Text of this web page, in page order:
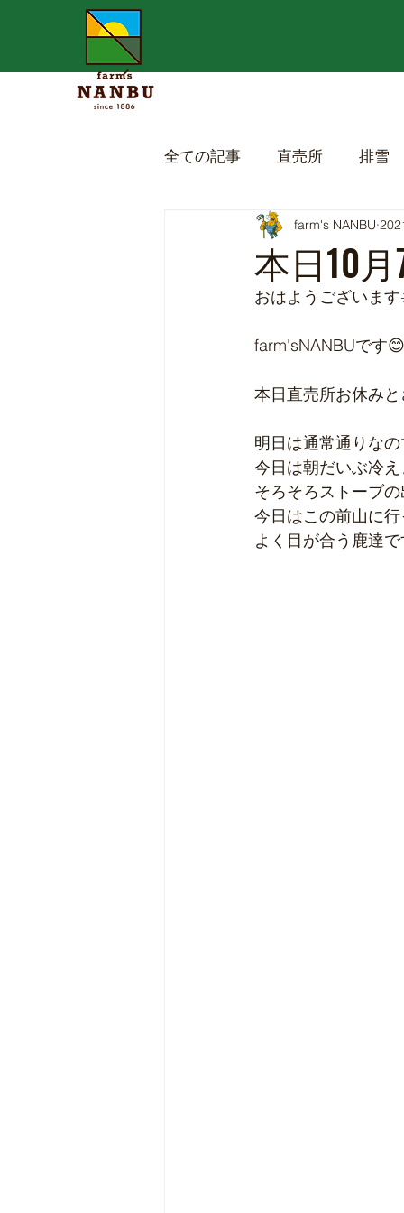
全ての記事 直売所 排雪
本日10
farm's NANBU
おはようございま
farm'sNANBUです😊
本日直売所お休み
明日は通常通りな
今日は朝だいぶ冷
そろそろストーブ
今日はこの前山に
よく目が合う鹿達